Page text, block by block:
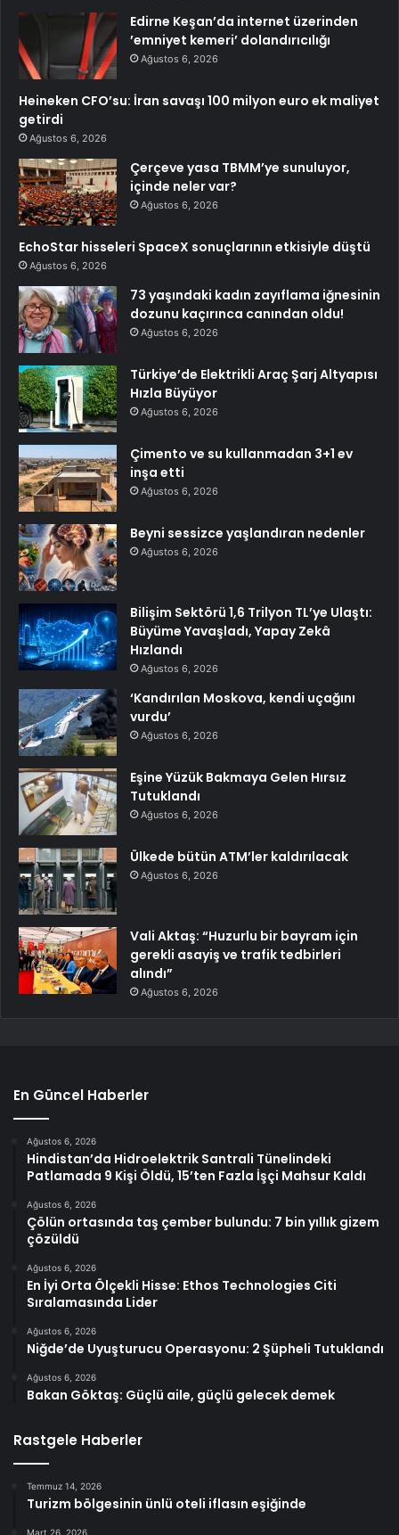
Edirne Keşan’da internet üzerinden
’emniyet kemeri’ dolandırıcılığı
Ağustos 6, 2026
Heineken CFO’su: İran savaşı 100 milyon euro ek maliyet
getirdi
Ağustos 6, 2026
Çerçeve yasa TBMM’ye sunuluyor,
içinde neler var?
Ağustos 6, 2026
EchoStar hisseleri SpaceX sonuçlarının etkisiyle düştü
Ağustos 6, 2026
73 yaşındaki kadın zayıflama iğnesinin
dozunu kaçırınca canından oldu!
Ağustos 6, 2026
Türkiye’de Elektrikli Araç Şarj Altyapısı
Hızla Büyüyor
Ağustos 6, 2026
Çimento ve su kullanmadan 3+1 ev
inşa etti
Ağustos 6, 2026
Beyni sessizce yaşlandıran nedenler
Ağustos 6, 2026
Bilişim Sektörü 1,6 Trilyon TL’ye Ulaştı:
Büyüme Yavaşladı, Yapay Zekâ
Hızlandı
Ağustos 6, 2026
‘Kandırılan Moskova, kendi uçağını
vurdu’
Ağustos 6, 2026
Eşine Yüzük Bakmaya Gelen Hırsız
Tutuklandı
Ağustos 6, 2026
Ülkede bütün ATM’ler kaldırılacak
Ağustos 6, 2026
Vali Aktaş: “Huzurlu bir bayram için
gerekli asayiş ve trafik tedbirleri
alındı”
Ağustos 6, 2026
En Güncel Haberler
Ağustos 6, 2026
Hindistan’da Hidroelektrik Santrali Tünelindeki
Patlamada 9 Kişi Öldü, 15’ten Fazla İşçi Mahsur Kaldı
Ağustos 6, 2026
Çölün ortasında taş çember bulundu: 7 bin yıllık gizem
çözüldü
Ağustos 6, 2026
En İyi Orta Ölçekli Hisse: Ethos Technologies Citi
Sıralamasında Lider
Ağustos 6, 2026
Niğde’de Uyuşturucu Operasyonu: 2 Şüpheli Tutuklandı
Ağustos 6, 2026
Bakan Göktaş: Güçlü aile, güçlü gelecek demek
Rastgele Haberler
Temmuz 14, 2026
Turizm bölgesinin ünlü oteli iflasın eşiğinde
Mart 26, 2026